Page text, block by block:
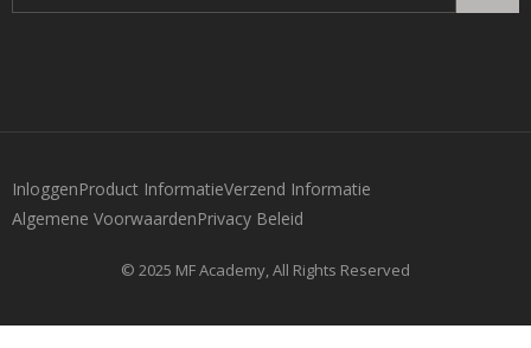
InloggenProduct InformatieVerzend Informatie
Algemene VoorwaardenPrivacy Beleid
© 2025 MF Academy, All Rights Reserved